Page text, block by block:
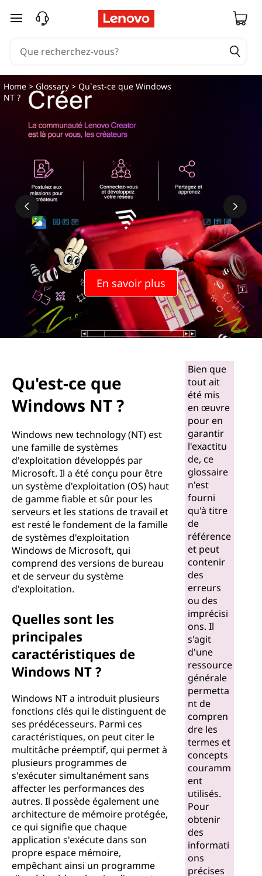
passer au contenu principal
En savoir plus
Home >Glossary > Qu`est-ce que Windows
NT ?
Qu'est-ce que
Windows NT ?
Windows new technology (NT) est
une famille de systèmes
d'exploitation développés par
Microsoft. Il a été conçu pour être
un système d'exploitation (OS) haut
de gamme fiable et sûr pour les
serveurs et les stations de travail et
est resté le fondement de la famille
de systèmes d'exploitation
Windows de Microsoft, qui
comprend des versions de bureau
et de serveur du système
d'exploitation.
Quelles sont les
principales
caractéristiques de
Windows NT ?
Windows NT a introduit plusieurs
fonctions clés qui le distinguent de
ses prédécesseurs. Parmi ces
caractéristiques, on peut citer le
multitâche préemptif, qui permet à
plusieurs programmes de
s'exécuter simultanément sans
affecter les performances des
autres. Il possède également une
architecture de mémoire protégée,
ce qui signifie que chaque
application s'exécute dans son
propre espace mémoire,
empêchant ainsi un programme
Bien que
tout ait
été mis
en œuvre
pour en
garantir
l'exactitu
de, ce
glossaire
n'est
fourni
qu'à titre
de
référence
et peut
contenir
des
erreurs
ou des
imprécisi
ons. Il
s'agit
d'une
ressource
générale
permetta
nt de
compren
dre les
termes et
concepts
couramm
ent
utilisés.
Pour
obtenir
des
informati
ons
précises